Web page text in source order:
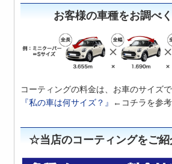
お客様の車種をお調べ
コーティングの料金は、お車のサイズで
『私の車は何サイズ？』
←コチラを参考
☆当店のコーティングをご